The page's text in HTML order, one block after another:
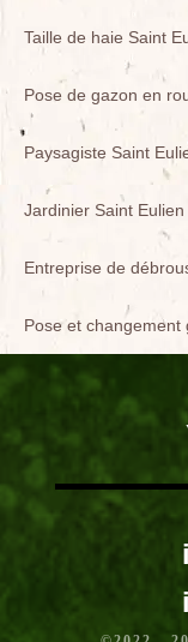
Taille de haie Saint
Pose de gazon en
Paysagiste Saint
Jardinier Saint Eulien
Entreprise de
Pose et changement